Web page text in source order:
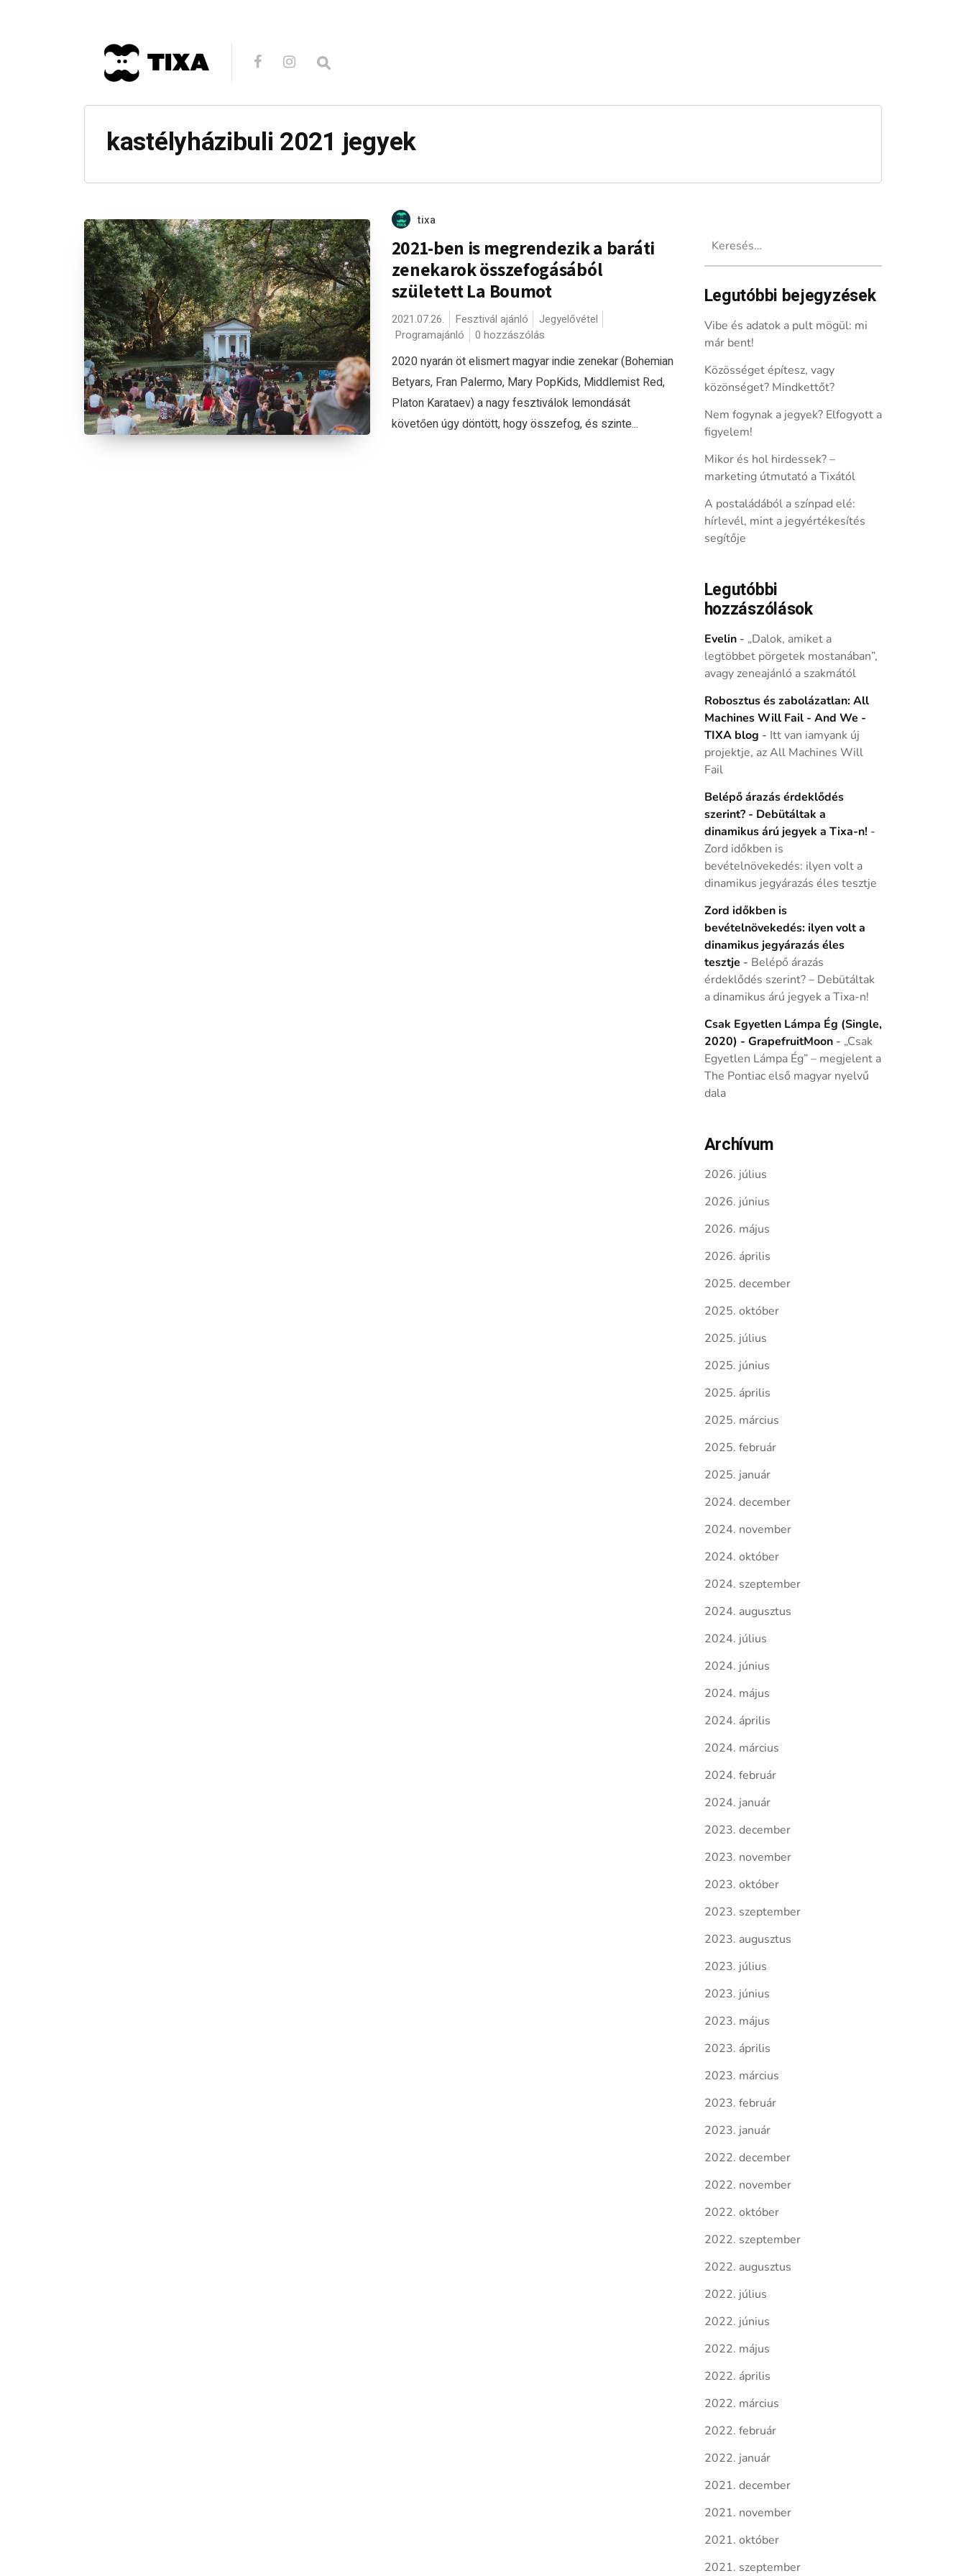
kastélyházibuli 2021 jegyek
tixa
2021-ben is megrendezik a baráti
zenekarok összefogásából
született La Boumot
2021.07.26. Fesztivál ajánló
Jegyelővétel
Programajánló
0 hozzászólás
2020 nyarán öt elismert magyar indie zenekar (Bohemian
Betyars, Fran Palermo, Mary PopKids, Middlemist Red,
Platon Karataev) a nagy fesztiválok lemondását
követően úgy döntött, hogy összefog, és szinte...
Legutóbbi bejegyzések
Vibe és adatok a pult mögül: mi
már bent!
Közösséget építesz, vagy
közönséget? Mindkettőt?
Nem fogynak a jegyek? Elfogyott a
figyelem!
Mikor és hol hirdessek? –
marketing útmutató a Tixától
A postaládából a színpad elé:
hírlevél, mint a jegyértékesítés
segítője
Legutóbbi
hozzászólások
Evelin- „Dalok, amiket a
legtöbbet pörgetek mostanában”,
avagy zeneajánló a szakmától
Robosztus és zabolázatlan: All
Machines Will Fail - And We -
TIXA blog - Itt van iamyank új
projektje, az All Machines Will
Fail
Belépő árazás érdeklődés
szerint? - Debütáltak a
dinamikus árú jegyek a Tixa-n! -
Zord időkben is
bevételnövekedés: ilyen volt a
dinamikus jegyárazás éles tesztje
Zord időkben is
bevételnövekedés: ilyen volt a
dinamikus jegyárazás éles
tesztje - Belépő árazás
érdeklődés szerint? – Debütáltak
a dinamikus árú jegyek a Tixa-n!
Csak Egyetlen Lámpa Ég (Single,
2020) - GrapefruitMoon- „Csak
Egyetlen Lámpa Ég” – megjelent a
The Pontiac első magyar nyelvű
dala
Archívum
2026. július
2026. június
2026. május
2026. április
2025. december
2025. október
2025. július
2025. június
2025. április
2025. március
2025. február
2025. január
2024. december
2024. november
2024. október
2024. szeptember
2024. augusztus
2024. július
2024. június
2024. május
2024. április
2024. március
2024. február
2024. január
2023. december
2023. november
2023. október
2023. szeptember
2023. augusztus
2023. július
2023. június
2023. május
2023. április
2023. március
2023. február
2023. január
2022. december
2022. november
2022. október
2022. szeptember
2022. augusztus
2022. július
2022. június
2022. május
2022. április
2022. március
2022. február
2022. január
2021. december
2021. november
2021. október
2021. szeptember